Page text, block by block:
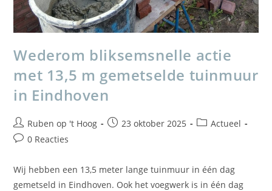
Wederom bliksemsnelle actie
met 13,5 m gemetselde tuinmuur
in Eindhoven
Ruben op 't Hoog 23 oktober 2025
Actueel
0 Reacties
Wij hebben een 13,5 meter lange tuinmuur in één dag
gemetseld in Eindhoven. Ook het voegwerk is in één dag